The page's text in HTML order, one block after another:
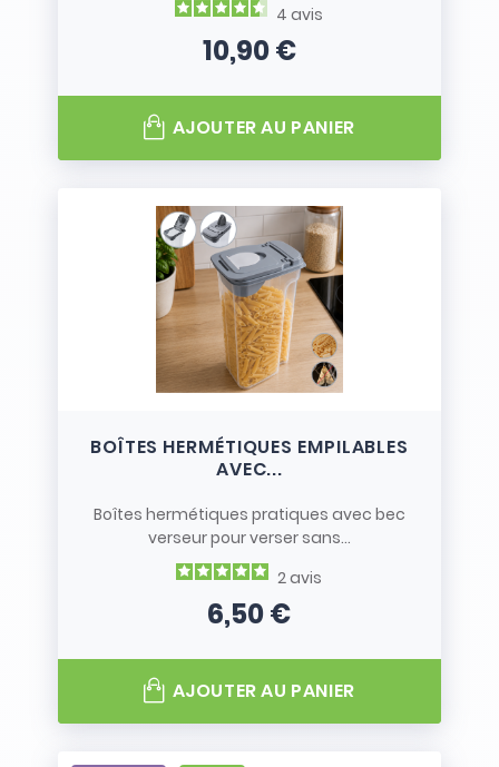
4avis
Prix
10,90 €
AJOUTER AU PANIER
BOÎTES HERMÉTIQUES EMPILABLES
AVEC...
Boîtes hermétiques pratiques avec bec
verseur pour verser sans...
2avis
Prix
6,50 €
AJOUTER AU PANIER